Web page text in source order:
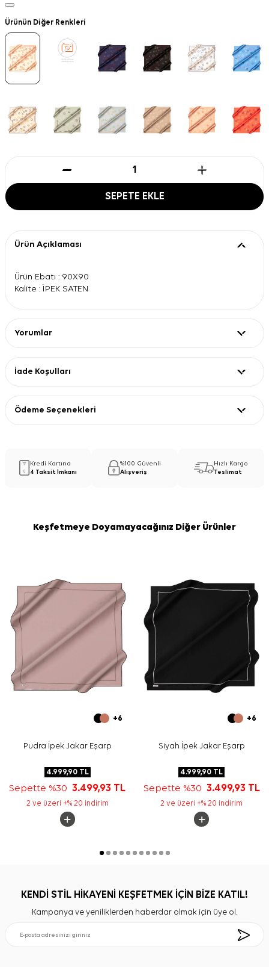
Ürünün Diğer Renkleri
SEPETE EKLE
Ürün Açıklaması
Ürün Ebatı : 90X90
Kalite : İPEK SATEN
Yorumlar
İade Koşulları
Ödeme Seçenekleri
Kredi Kartına
4 Taksit İmkanı
%100 Güvenli
Alışveriş
Hızlı Kargo
Teslimat
Keşfetmeye Doyamayacağınız Diğer Ürünler
+6
Pudra İpek Jakar Eşarp
4.999,90TL
Sepette %303.499,93 TL
2 ve üzeri +% 20 indirim
+6
Siyah İpek Jakar Eşarp
4.999,90 TL
Sepette %30 3.499,93 TL
2 ve üzeri +% 20 indirim
KENDİ STİL HİKAYENİ KEŞFETMEK İÇİN BİZE KATIL!
Kampanya ve yeniliklerden haberdar olmak için üye ol.